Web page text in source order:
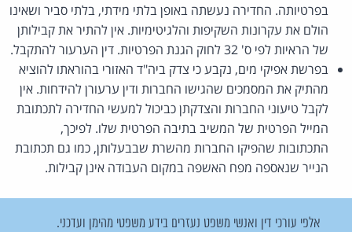
בפרטיותה. החדירה נעשתה באופן בלתי מידתי, בלתי סביר ושאינו
הולם את עקרונות השקיפות והלגיטימיות. אין להתיר את קבילותן
של הראיות לפי ס' 32 לחוק הגנת הפרטיות. דין הערעור להתקבל.
בפרשת אפיקי מים, נקבע כי צדק ביה"ד האזורי בהוראתו להוציא
מהתיק את המסמכים שהגישו החברות ודין ערעורן להידחות. אין
לקבל טיעוני החברות והצדקתן כביכול למעשי החדירה לתכתובת
המייל הפרטית של המשיב בתיבה הפרטית שלו. לפיכך,
התכתובות שהפיקו החברות מהשרת שבבעלותן, כמו גם תכתובת
הנייר שנאספה מפח האשפה במקום העבודה אינן קבילות.
אלפי עורכי דין ואנשי משפט נעזרים בידע משפטי מהימן ועדכני.